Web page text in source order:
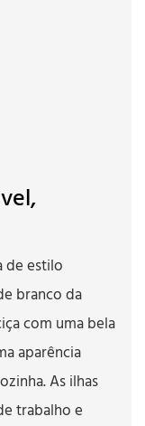
de estilo
branco da
com uma bela
aparência
As ilhas
trabalho e